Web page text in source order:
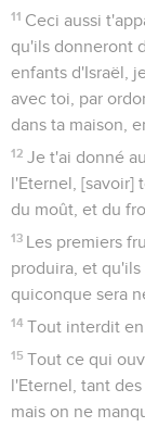
11 Ceci aussi
qu'ils donneront
enfants d'Israël,
avec toi, par
dans ta maison,
12 Je t'ai donné
l'Eternel, [savoir]
du moût, et du
13 Les premiers
produira, et
quiconque sera
14 Tout interdit en
15 Tout ce qui
l'Eternel, tant
mais on ne